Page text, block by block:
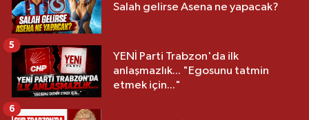
Salah gelirse Asena ne yapacak?
YENİ Parti Trabzon'da ilk
anlaşmazlık... "Egosunu tatmin
etmek için..."
5
6